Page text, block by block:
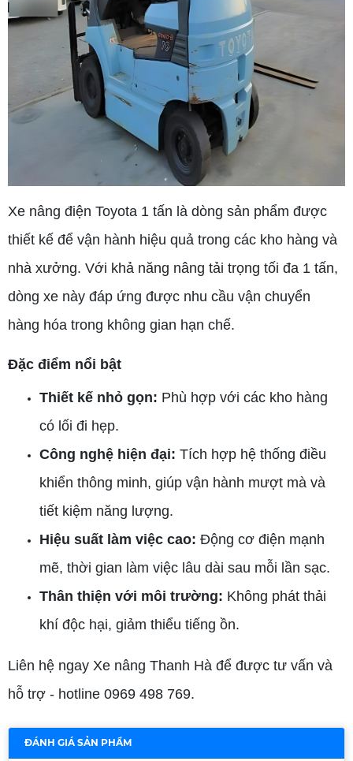
Xe nâng điện Toyota 1 tấn là dòng sản phẩm được
thiết kế để vận hành hiệu quả trong các kho hàng và
nhà xưởng. Với khả năng nâng tải trọng tối đa 1 tấn,
dòng xe này đáp ứng được nhu cầu vận chuyển
hàng hóa trong không gian hạn chế.
Đặc điểm nổi bật
Thiết kế nhỏ gọn: Phù hợp với các kho hàng
có lối đi hẹp.
Công nghệ hiện đại: Tích hợp hệ thống điều
khiển thông minh, giúp vận hành mượt mà và
tiết kiệm năng lượng.
Hiệu suất làm việc cao: Động cơ điện mạnh
mẽ, thời gian làm việc lâu dài sau mỗi lần sạc.
Thân thiện với môi trường: Không phát thải
khí độc hại, giảm thiểu tiếng ồn.
Liên hệ ngay Xe nâng Thanh Hà để được tư vấn và
hỗ trợ - hotline 0969 498 769.
ĐÁNH GIÁ SẢN PHẨM